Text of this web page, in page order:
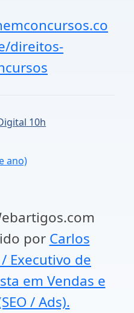
direitos-
10h
ano)
por Carlos
Executivo de
em Vendas e
/ Ads).